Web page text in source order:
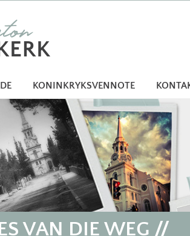
KONINKRYKSVENNOTE
VAN DIE WEG //